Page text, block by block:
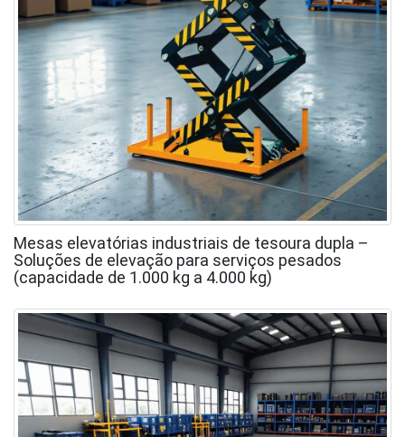
Mesas elevatórias industriais de tesoura dupla –
Soluções de elevação para serviços pesados
(capacidade de 1.000 kg a 4.000 kg)